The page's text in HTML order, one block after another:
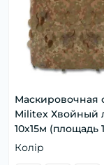
Маскировочная
Militex Хвойный
10х15м (площадь
Колір